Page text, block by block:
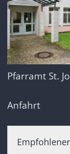
Pfarramt St.
Anfahrt